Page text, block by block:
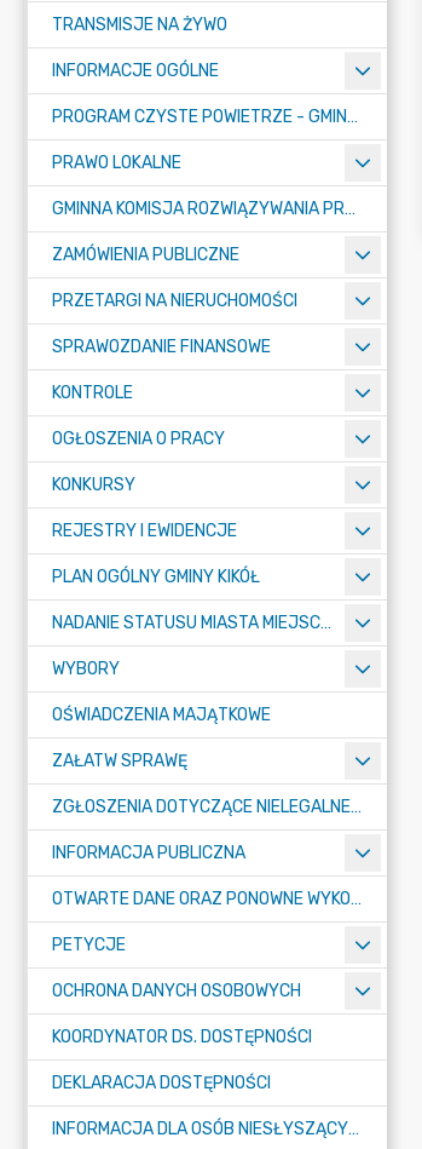
TRANSMISJE NA ŻYWO
INFORMACJE OGÓLNE
PROGRAM CZYSTE POWIETRZE - GMINA KIKÓŁ
PRAWO LOKALNE
GMINNA KOMISJA ROZWIĄZYWANIA PROBLEMÓW ALKOHOLOWYCH
ZAMÓWIENIA PUBLICZNE
PRZETARGI NA NIERUCHOMOŚCI
SPRAWOZDANIE FINANSOWE
KONTROLE
OGŁOSZENIA O PRACY
KONKURSY
REJESTRY I EWIDENCJE
PLAN OGÓLNY GMINY KIKÓŁ
NADANIE STATUSU MIASTA MIEJSCOWOŚCI KIKÓŁ
WYBORY
OŚWIADCZENIA MAJĄTKOWE
ZAŁATW SPRAWĘ
ZGŁOSZENIA DOTYCZĄCE NIELEGALNEGO SPALANIA ODPADÓW
INFORMACJA PUBLICZNA
OTWARTE DANE ORAZ PONOWNE WYKORZYSTANIE INFORMACJI SEKTORA PUBLICZNEGO
PETYCJE
OCHRONA DANYCH OSOBOWYCH
KOORDYNATOR DS. DOSTĘPNOŚCI
DEKLARACJA DOSTĘPNOŚCI
INFORMACJA DLA OSÓB NIESŁYSZĄCYCH